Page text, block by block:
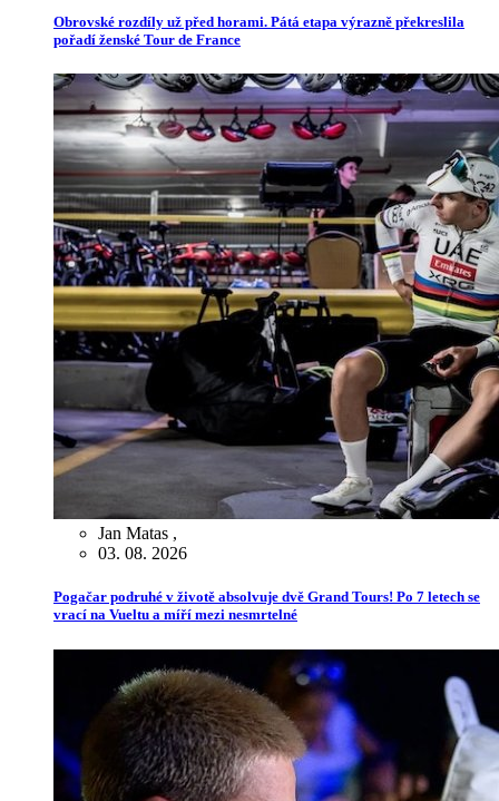
Obrovské rozdíly už před horami. Pátá etapa výrazně překreslila
pořadí ženské Tour de France
Jan Matas ,
03. 08. 2026
Pogačar podruhé v životě absolvuje dvě Grand Tours! Po 7 letech se
vrací na Vueltu a míří mezi nesmrtelné